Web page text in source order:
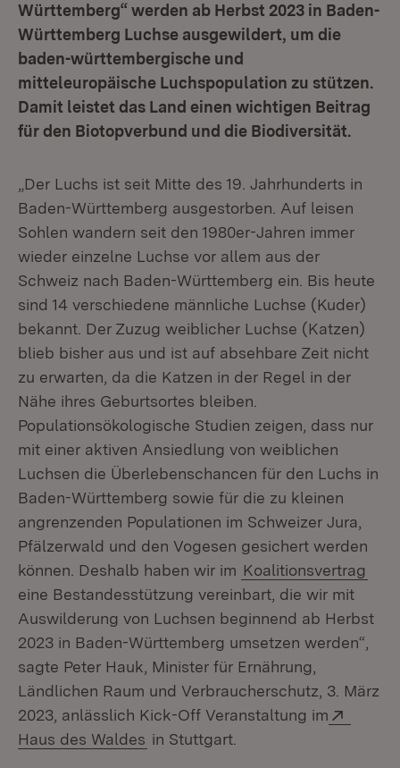
Württemberg“ werden ab Herbst 2023 in Baden-
Württemberg Luchse ausgewildert, um die
baden-württembergische und
mitteleuropäische Luchspopulation zu stützen.
Damit leistet das Land einen wichtigen Beitrag
für den Biotopverbund und die Biodiversität.
„Der Luchs ist seit Mitte des 19. Jahrhunderts in
Baden-Württemberg ausgestorben. Auf leisen
Sohlen wandern seit den 1980er-Jahren immer
wieder einzelne Luchse vor allem aus der
Schweiz nach Baden-Württemberg ein. Bis heute
sind 14 verschiedene männliche Luchse (Kuder)
bekannt. Der Zuzug weiblicher Luchse (Katzen)
blieb bisher aus und ist auf absehbare Zeit nicht
zu erwarten, da die Katzen in der Regel in der
Nähe ihres Geburtsortes bleiben.
Populationsökologische Studien zeigen, dass nur
mit einer aktiven Ansiedlung von weiblichen
Luchsen die Überlebenschancen für den Luchs in
Baden-Württemberg sowie für die zu kleinen
angrenzenden Populationen im Schweizer Jura,
Pfälzerwald und den Vogesen gesichert werden
können. Deshalb haben wir im Koalitionsvertrag
eine Bestandesstützung vereinbart, die wir mit
Auswilderung von Luchsen beginnend ab Herbst
2023 in Baden-Württemberg umsetzen werden“,
sagte Peter Hauk, Minister für Ernährung,
Ländlichen Raum und Verbraucherschutz, 3. März
2023, anlässlich Kick-Off Veranstaltung im
Haus des Waldes (Öffnet in neuem Fenster)
in Stuttgart.